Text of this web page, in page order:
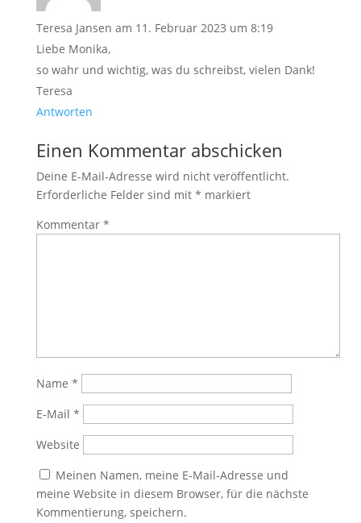
Teresa Jansen am 11. Februar 2023 um 8:19
Liebe Monika,
so wahr und wichtig, was du schreibst, vielen Dank!
Teresa
Antworten
Einen Kommentar abschicken
Deine E-Mail-Adresse wird nicht veröffentlicht.
Erforderliche Felder sind mit * markiert
Kommentar *
Name *
E-Mail *
Website
Meinen Namen, meine E-Mail-Adresse und
meine Website in diesem Browser, für die nächste
Kommentierung, speichern.